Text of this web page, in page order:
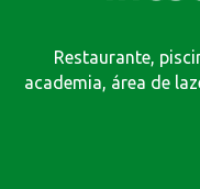
Restaurante,
academia, área de